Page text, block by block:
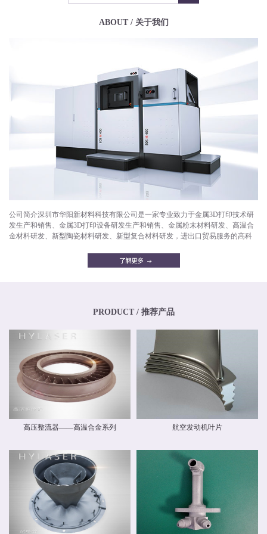
ABOUT / 关于我们
公司简介深圳市华阳新材料科技有限公司是一家专业致力于金属3D打印技术研
发生产和销售、金属3D打印设备研发生产和销售、金属粉末材料研发、高温合
金材料研发、新型陶瓷材料研发、新型复合材料研发，进出口贸易服务的高科
油喷嘴，减重机箱，散热器，异形件，模具，工艺品等。华阳新材料拥有一支
专业化、年轻化的技术团队，其骨干均为博士、硕士，其中博士生比例超过
联合研发合作关系。华阳新材料具有高素质人才的研发中心，，拥有一流的跨
检测设备，能够对材料物理力学性能、化学性能及疲劳损伤进行检测，能分析
材料化学成分、分析金属及金属间化合物的分布、分析晶体和晶界组织。 华阳
新材料现有激光专业级金属3D打印设备多台。公司具有ISO9001质量体系认
证，具备完整的质量管理体系。公司战略华阳的价值理念是 创造价值，创新报
国 ；核心竞争力是持续创新、快速响应。我们根据客户需求开发新产品和系统
方案，提供可靠的质量和最好的服务，并降低客户成本。
PRODUCT / 推荐产品
高压整流器——高温合金系列 航空发动机叶片